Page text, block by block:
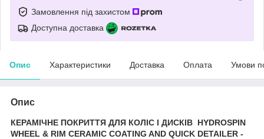
Замовлення під захистом
Доступна доставка
Опис Характеристики Доставка Оплата Умови
Опис
КЕРАМІЧНЕ ПОКРИТТЯ ДЛЯ КОЛІС І ДИСКІВ HYDROSPIN
WHEEL & RIM CERAMIC COATING AND QUICK DETAILER -